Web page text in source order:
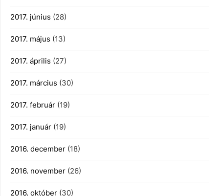
2017. június (28)
2017. május (13)
2017. április (27)
2017. március (30)
2017. február (19)
2017. január (19)
2016. december (18)
2016. november (26)
2016. október (30)